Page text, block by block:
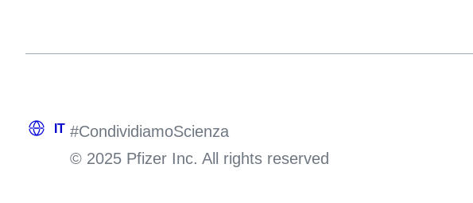
#CondividiamoScienza
© 2025 Pfizer Inc. All rights reserved